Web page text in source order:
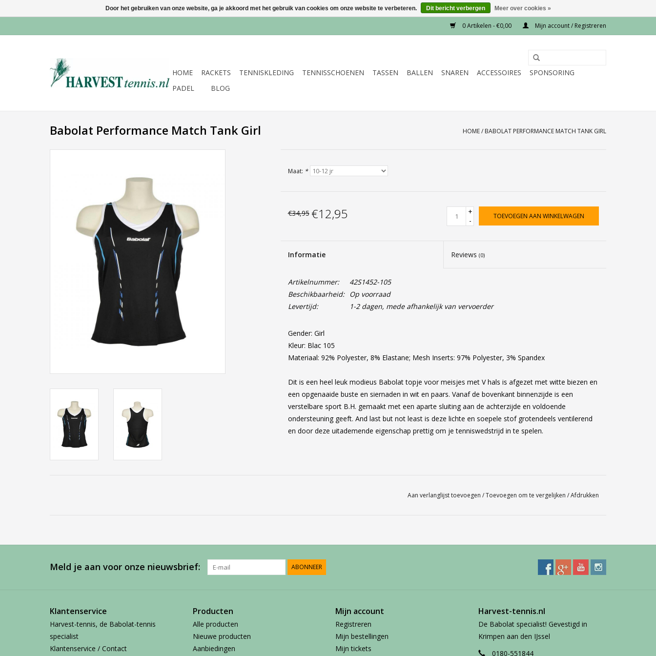
0 Artikelen - €0,00 Mijn account / Registreren
HOME RACKETS TENNISKLEDING TENNISSCHOENEN TASSEN BALLEN SNAREN ACCESSOIRES
SPONSORING
PADEL
BLOG
Babolat Performance Match Tank Girl HOME/ BABOLAT PERFORMANCE MATCH TANK GIRL
Maat: *
€34,95 €12,95
+
-
TOEVOEGEN AAN WINKELWAGEN
Informatie Reviews(0)
Artikelnummer:
42S1452-105
Beschikbaarheid:
Op voorraad
Levertijd:
1-2 dagen, mede afhankelijk van vervoerder
Gender: Girl
Kleur: Blac 105
Materiaal: 92% Polyester, 8% Elastane; Mesh Inserts: 97% Polyester, 3% Spandex
Dit is een heel leuk modieus Babolat topje voor meisjes met V hals is afgezet met witte biezen en
een opgenaaide buste en siernaden in wit en paars. Vanaf de bovenkant binnenzijde is een
verstelbare sport B.H. gemaakt met een aparte sluiting aan de achterzijde en voldoende
ondersteuning geeft. And last but not least is deze lichte en soepele stof grotendeels ventilerend
en door deze uitademende eigenschap prettig om je tenniswedstrijd in te spelen.
Aan verlanglijst toevoegen /Toevoegen om te vergelijken /Afdrukken
Meld je aan voor onze nieuwsbrief: ABONNEER
Klantenservice
Harvest-tennis, de Babolat-tennis
specialist
Klantenservice / Contact
Producten
Alle producten
Nieuwe producten
Aanbiedingen
Mijn account
Registreren
Mijn bestellingen
Mijn tickets
Harvest-tennis.nl
De Babolat specialist! Gevestigd in
Krimpen aan den IJssel
0180-551844
Door het gebruiken van onze website, ga je akkoord met het gebruik van cookies om onze website te verbeteren. Dit bericht verbergen Meer over cookies »